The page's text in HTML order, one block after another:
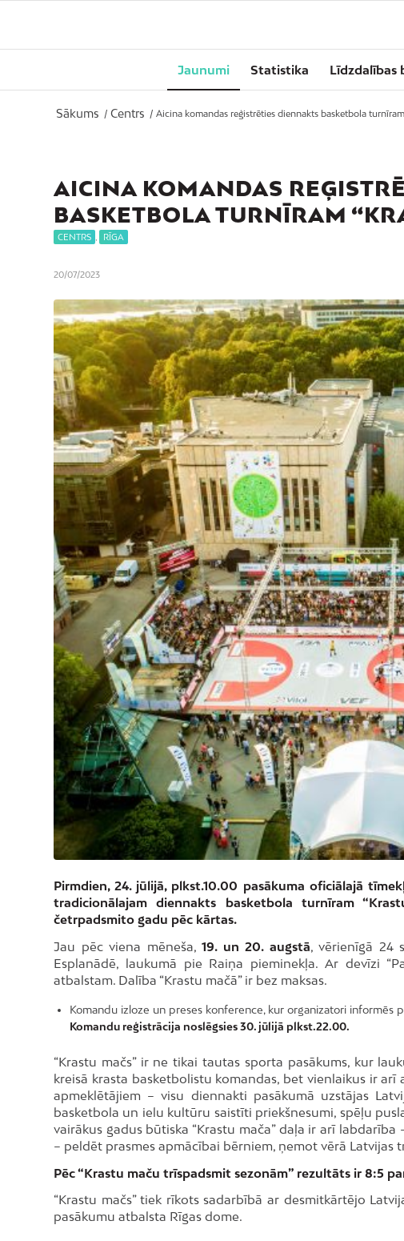
Jaunumi Statistika Līdzdalības
Sākums / Centrs / Aicina komandas reģistrēties diennakts basketbola turnīram
AICINA KOMANDAS
BASKETBOLA TURNĪRAM
CENTRS RĪGA
20/07/2023
Pirmdien, 24. jūlijā, plkst.10.00 pasākuma oficiālajā
tradicionālajam diennakts basketbola turnīram
četrpadsmito gadu pēc kārtas.
Jau pēc viena mēneša,19. un 20. augstā, vērienīgā 24
Esplanādē, laukumā pie Raiņa pieminekļa. Ar devīzi
atbalstam. Dalība “Krastu mačā” ir bez maksas.
Komandu izloze un preses konference, kur organizatori informēs
Komandu reģistrācija noslēgsies 30. jūlijā plkst.22.00.
“Krastu mačs” ir ne tikai tautas sporta pasākums, kur
kreisā krasta basketbolistu komandas, bet vienlaikus ir
apmeklētājiem – visu diennakti pasākumā uzstājas
basketbola un ielu kultūru saistīti priekšnesumi, spēļu
vairākus gadus būtiska “Krastu mača” daļa ir arī
– peldēt prasmes apmācībai bērniem, ņemot vērā Latvijas
Pēc “Krastu maču trīspadsmit sezonām” rezultāts ir 8:5
“Krastu mačs” tiek rīkots sadarbībā ar desmitkārtējo
pasākumu atbalsta Rīgas dome.